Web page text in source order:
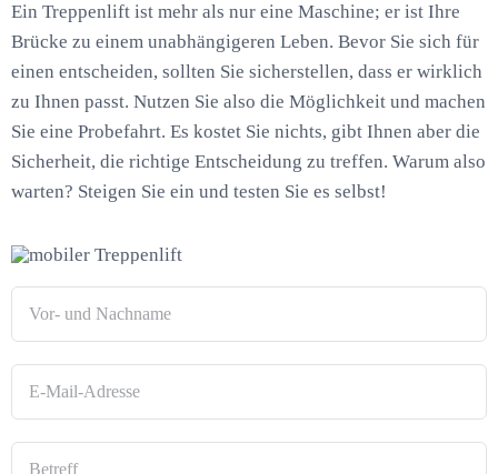
Ein Treppenlift ist mehr als nur eine Maschine; er ist Ihre
Brücke zu einem unabhängigeren Leben. Bevor Sie sich für
einen entscheiden, sollten Sie sicherstellen, dass er wirklich
zu Ihnen passt. Nutzen Sie also die Möglichkeit und machen
Sie eine Probefahrt. Es kostet Sie nichts, gibt Ihnen aber die
Sicherheit, die richtige Entscheidung zu treffen. Warum also
warten? Steigen Sie ein und testen Sie es selbst!